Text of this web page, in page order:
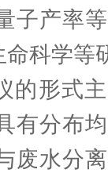
子产率
科学等
形式主
有分布
废水分